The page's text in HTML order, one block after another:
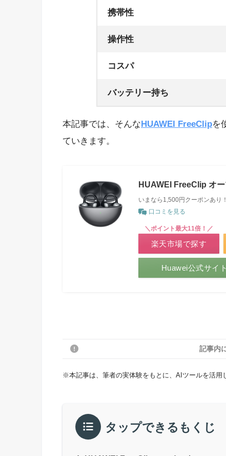
携帯性
操作性
コスパ
バッテリー持ち
本記事では、そんな HUAWEI FreeClipを
ていきます。
HUAWEI FreeClip オ
いまなら1,500円クーポンあり！
口コミを見る
＼ポイント最大11倍！／
楽天市場で探す
Huawei公式サイ
記事内
※本記事は、筆者の実体験をもとに、AIツールを活用
タップできるもくじ